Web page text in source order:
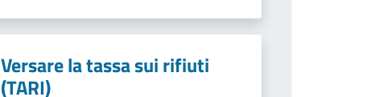
Versare la tassa sui rifiuti
(TARI)